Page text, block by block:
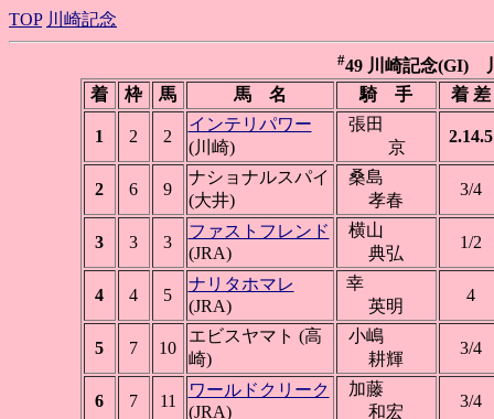
TOP 川崎記念
#49 川崎記念(GI)
着
枠 馬 馬 名 騎 手 着 差
1 2 2
インテリパワー
(川崎)
張田
京
2.14.5
2 6 9
ナショナルスパイ
(大井)
桑島
孝春
3/4
3 3 3
ファストフレンド
(JRA)
横山
典弘
1/2
4 4 5
ナリタホマレ
(JRA)
幸
英明
4
5 7 10
エビスヤマト (高
崎)
小嶋
耕輝
3/4
6 7 11
ワールドクリーク
(JRA)
加藤
和宏
3/4